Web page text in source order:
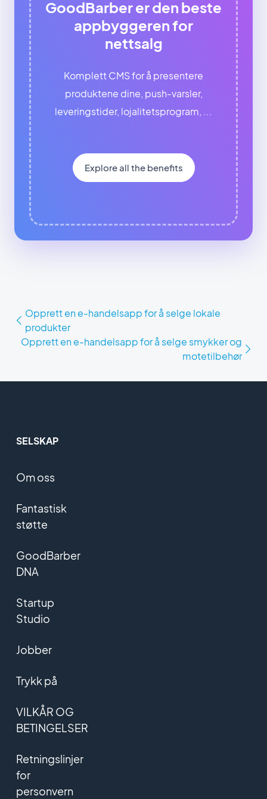
GoodBarber er den beste
appbyggeren for
nettsalg
Komplett CMS for å presentere
produktene dine, push-varsler,
leveringstider, lojalitetsprogram, ...
Explore all the benefits
Opprett en e-handelsapp for å selge lokale
produkter
Opprett en e-handelsapp for å selge smykker og
motetilbehør
SELSKAP
Om oss
Fantastisk
støtte
GoodBarber
DNA
Startup
Studio
Jobber
Trykk på
VILKÅR OG
BETINGELSER
Retningslinjer
for
personvern